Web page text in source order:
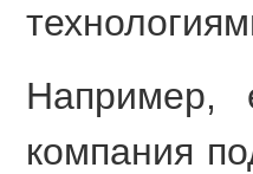
Например,
компания